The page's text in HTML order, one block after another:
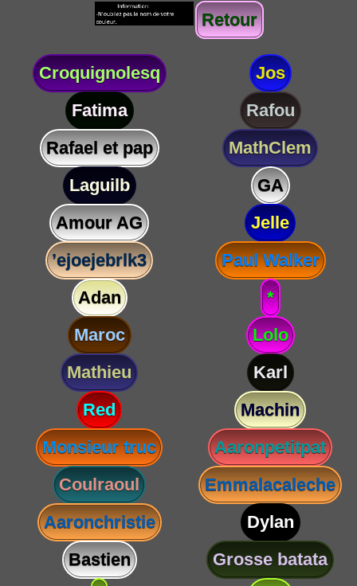
Retour
Croquignolesq
Jos
Fatima
Rafou
Rafael et pap
MathClem
Laguilb
GA
Amour AG
Jelle
’ejoejebrlk3
Paul Walker
Adan
*
Maroc
Lolo
Mathieu
Karl
Red
Machin
Monsieur truc
Aaronpetitpat
Coulraoul
Emmalacaleche
Aaronchristie
Dylan
Bastien
Grosse batata